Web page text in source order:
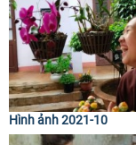
Hình ảnh 2021-10